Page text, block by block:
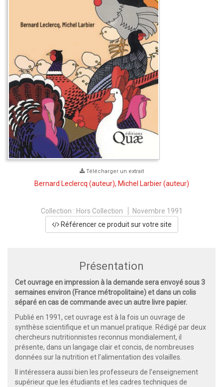
Télécharger un extrait
Bernard Leclercq (auteur), Michel Larbier(auteur)
Collection : Hors Collection
Novembre 1991
Référencer ce produit sur votre site
Présentation
Cet ouvrage en impression à la demande sera envoyé sous 3
semaines environ (France métropolitaine) et dans un colis
séparé en cas de commande avec un autre livre papier.
Publié en 1991, cet ouvrage est à la fois un ouvrage de
synthèse scientifique et un manuel pratique. Rédigé par deux
chercheurs nutritionnistes reconnus mondialement, il
présente, dans un langage clair et concis, de nombreuses
données sur la nutrition et l’alimentation des volailles.
Il intéressera aussi bien les professeurs de l’enseignement
supérieur que les étudiants et les cadres techniques de